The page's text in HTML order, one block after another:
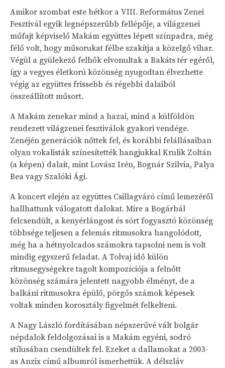
Amikor szombat este hétkor a VIII. Református Zenei
Fesztivál egyik legnépszerűbb fellépője, a világzenei
műfajt képviselő Makám együttes lépett színpadra, még
félő volt, hogy műsorukat félbe szakítja a közelgő vihar.
Végül a gyülekező felhők elvonultak a Bakáts tér egéről,
így a vegyes életkorú közönség nyugodtan élvezhette
végig az együttes frissebb és régebbi dalaiból
összeállított műsort.
A Makám zenekar mind a hazai, mind a külföldön
rendezett világzenei fesztiválok gyakori vendége.
Zenéjén generációk nőttek fel, és korábbi felállásaiban
olyan vokalisták színesítették hangjukkal Krulik Zoltán
(a képen) dalait, mint Lovász Irén, Bognár Szilvia, Palya
Bea vagy Szalóki Ági.
A koncert elején az együttes Csillagváró című lemezéről
hallhattunk válogatott dalokat. Mire a Bogárbál
felcsendült, a kenyérlángost és sört fogyasztó közönség
többsége teljesen a felemás ritmusokra hangolódott,
még ha a hétnyolcados számokra tapsolni nem is volt
mindig egyszerű feladat. A Tolvaj idő külön
ritmusegységekre tagolt kompozíciója a felnőtt
közönség számára jelentett nagyobb élményt, de a
balkáni ritmusokra épülő, pörgős számok képesek
voltak minden korosztály figyelmét felkelteni.
A Nagy László fordításában népszerűvé vált bolgár
népdalok feldolgozásai is a Makám egyéni, sodró
stílusában csendültek fel. Ezeket a dallamokat a 2003-
as Anzix című albumról ismerhettük. A délszláv